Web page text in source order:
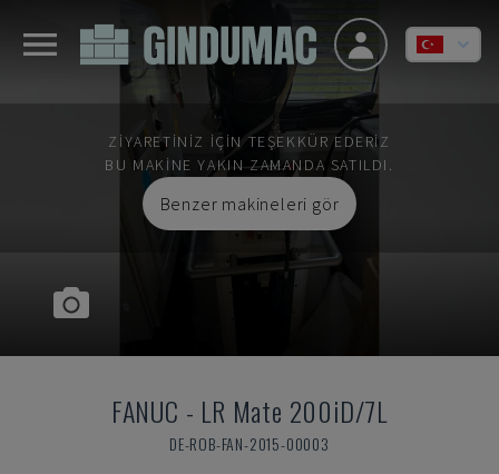
ZIYARETINIZ IÇIN TEŞEKKÜR EDERIZ
BU MAKINE YAKIN ZAMANDA SATILDI.
Benzer makineleri gör
FANUC - LR Mate 200iD/7L
DE-ROB-FAN-2015-00003